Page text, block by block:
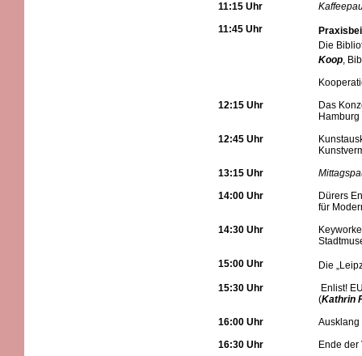
11:15 Uhr
11:45 Uhr
Die
Koop,
12:15 Uhr
Das
Hamburg
12:45 Uhr
13:15 Uhr
14:00 Uhr
Dürers
für
14:30 Uhr
15:00 Uhr
Die
15:30 Uhr
Enlist!
(Kathrin
16:00 Uhr
Ausklang
16:30 Uhr
Ende der